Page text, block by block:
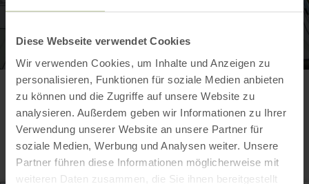
Diese Webseite verwendet Cookies
Wir verwenden Cookies, um Inhalte und Anzeigen zu
personalisieren, Funktionen für soziale Medien anbieten
zu können und die Zugriffe auf unsere Website zu
analysieren. Außerdem geben wir Informationen zu Ihrer
Verwendung unserer Website an unsere Partner für
soziale Medien, Werbung und Analysen weiter. Unsere
Partner führen diese Informationen möglicherweise mit
weiteren Daten zusammen, die Sie ihnen bereitgestellt
Contact